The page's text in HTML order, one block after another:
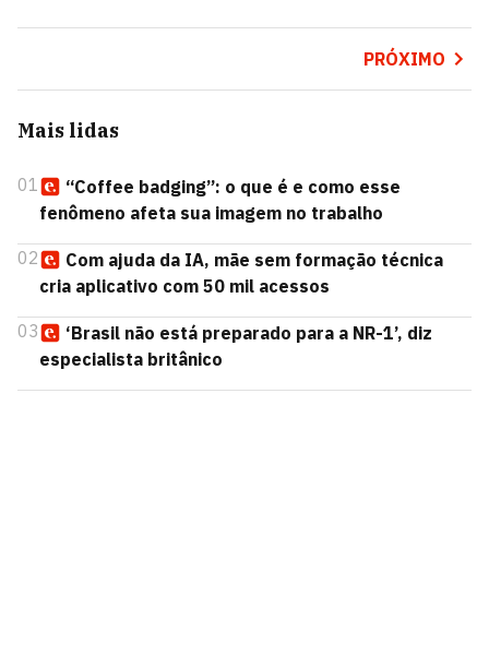
PRÓXIMO
Mais lidas
01
“Coffee badging”: o que é e como esse
fenômeno afeta sua imagem no trabalho
02
Com ajuda da IA, mãe sem formação técnica
cria aplicativo com 50 mil acessos
03
‘Brasil não está preparado para a NR-1’, diz
especialista britânico